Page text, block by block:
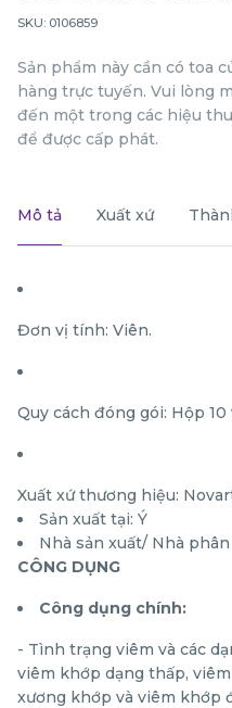
SKU: 0106859
Sản phẩm này cần có toa
hàng trực tuyến. Vui lòng
đến một trong các hiệu
để được cấp phát.
Mô tả Xuất xứ
Đơn vị tính: Viên.
Quy cách đóng gói: Hộp 10
Xuất xứ thương hiệu:
Sản xuất tại: Ý
Nhà sản xuất/ Nhà
CÔNG DỤNG
Công dụng chính:
- Tình trạng viêm và các
viêm khớp dạng thấp,
xương khớp và viêm khớp